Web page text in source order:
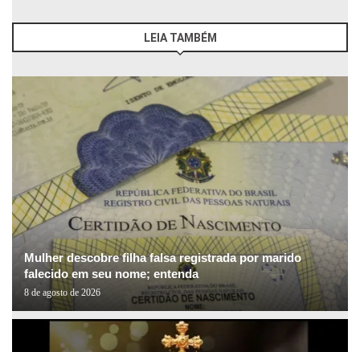
LEIA TAMBÉM
Mulher descobre filha falsa registrada por marido
falecido em seu nome; entenda
8 de agosto de 2026